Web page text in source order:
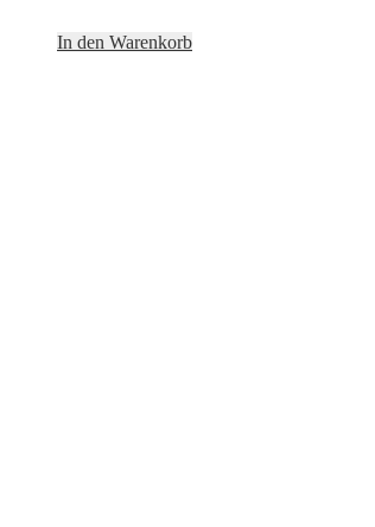
In den Warenkorb